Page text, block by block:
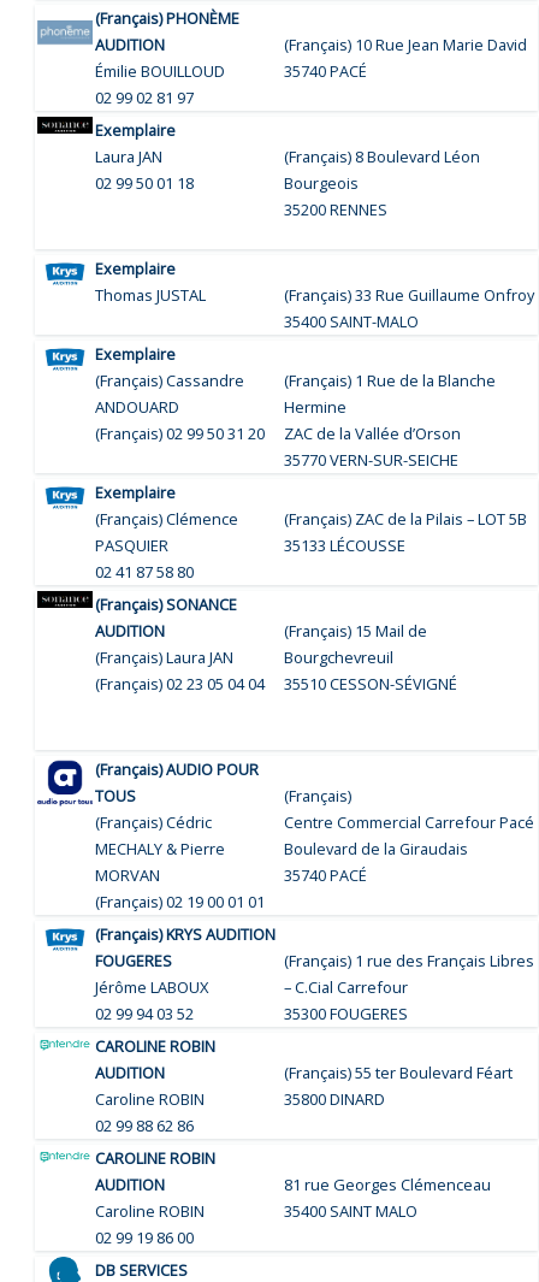
PACÉ"/>(Français) PHONÈME
AUDITION
Émilie BOUILLOUD
02 99 02 81 97
(Français) 10 Rue Jean Marie David
35740 PACÉ
Exemplaire
Laura JAN
02 99 50 01 18
(Français) 8 Boulevard Léon
Bourgeois
35200 RENNES
Exemplaire
Thomas JUSTAL
(Français)33 Rue Guillaume Onfroy
35400 SAINT-MALO
Exemplaire
(Français) Cassandre
ANDOUARD
(Français) 02 99 50 31 20
(Français) 1 Rue de la Blanche
Hermine
ZAC de la Vallée d’Orson
35770 VERN-SUR-SEICHE
Exemplaire
(Français) Clémence
PASQUIER
02 41 87 58 80
(Français) ZAC de la Pilais – LOT 5B
35133 LÉCOUSSE
(Français) SONANCE
AUDITION
(Français) Laura JAN
(Français) 02 23 05 04 04
(Français) 15 Mail de
Bourgchevreuil
35510 CESSON-SÉVIGNÉ
(Français) AUDIO POUR
TOUS
(Français) Cédric
MECHALY & Pierre
MORVAN
(Français) 02 19 00 01 01
(Français)
Centre Commercial Carrefour Pacé
Boulevard de la Giraudais
35740 PACÉ
(Français) KRYS AUDITION
FOUGERES
Jérôme LABOUX
02 99 94 03 52
(Français) 1 rue des Français Libres
– C.Cial Carrefour
35300 FOUGERES
CAROLINE ROBIN
AUDITION
Caroline ROBIN
02 99 88 62 86
(Français) 55 ter Boulevard Féart
35800 DINARD
CAROLINE ROBIN
AUDITION
Caroline ROBIN
02 99 19 86 00
81 rue Georges Clémenceau
35400 SAINT MALO
DB SERVICES